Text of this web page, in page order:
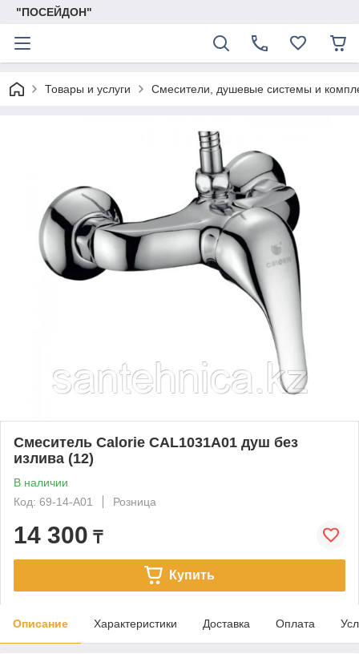
"ПОСЕЙДОН"
Товары и услуги Смесители, душевые системы и
Смеситель Calorie CAL1031A01 душ без
излива (12)
В наличии
Код: 69-14-A01
Розница
14 300 ₸
Купить
Описание Характеристики Доставка Оплата